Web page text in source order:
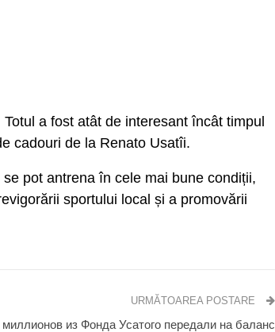
a fost atât de interesant încât timpul
cadouri de la Renato Usatîi.
pot antrena în cele mai bune condiții,
sportului local și a promovării
URMĂTOAREA POSTARE
из Фонда Усатого передали на баланс